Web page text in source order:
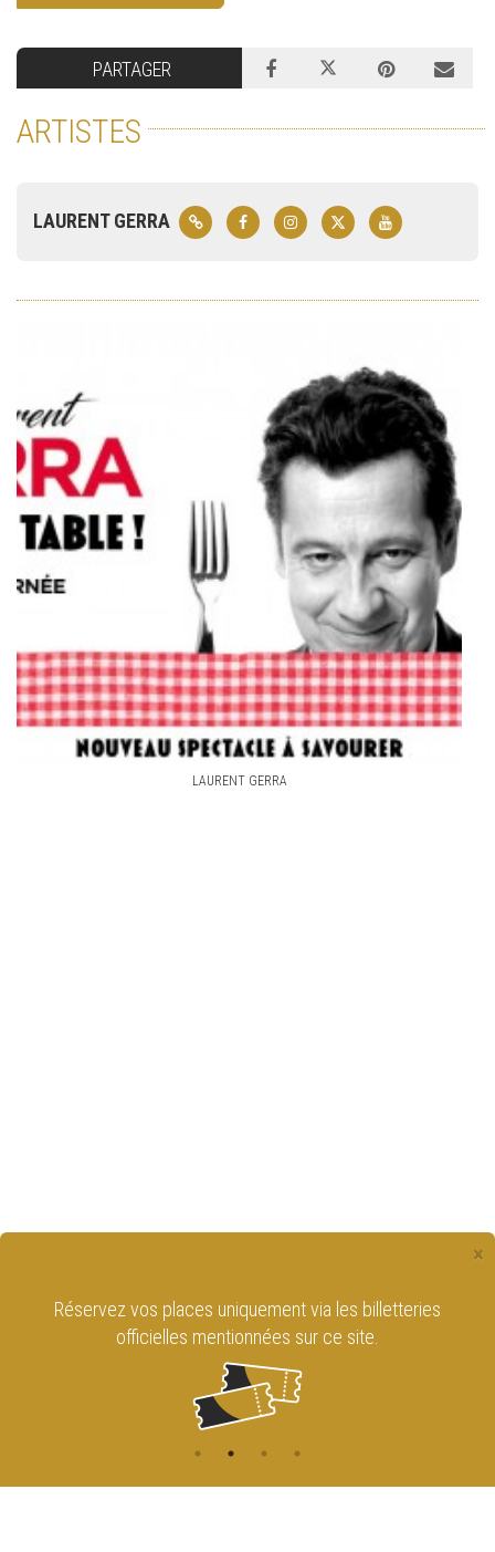
PARTAGER
ARTISTES
LAURENT GERRA
LAURENT GERRA
×
Réservez vos places uniquement via les billetteries
officielles mentionnées sur ce site.